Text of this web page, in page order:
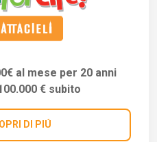
al mese per 20 anni
€ subito
DI PIÚ